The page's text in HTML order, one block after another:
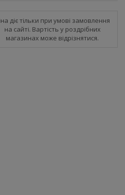
діє тільки при умові замовлення
на сайті. Вартість у роздрібних
магазинах може відрізнятися.